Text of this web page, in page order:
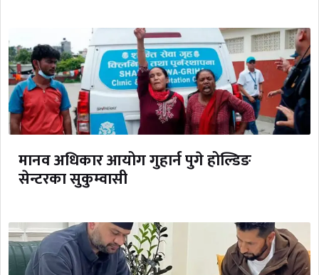
मानव अधिकार आयोग गुहार्न पुगे होल्डिङ
सेन्टरका सुकुम्वासी